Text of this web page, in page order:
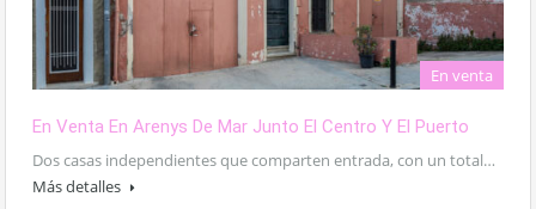
En venta
En Venta En Arenys De Mar Junto El Centro Y El Puerto
Dos casas independientes que comparten entrada, con un total…
Más detalles